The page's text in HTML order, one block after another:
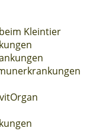
Kleintier